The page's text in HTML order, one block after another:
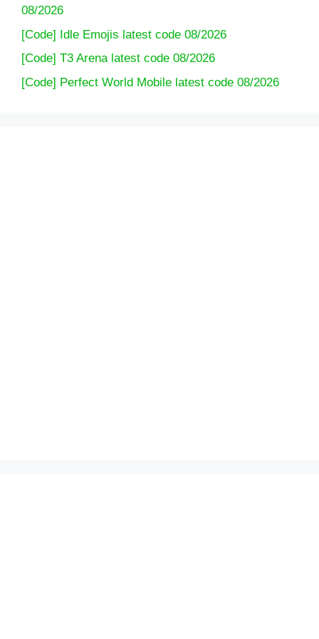
08/2026
[Code] Idle Emojis latest code 08/2026
[Code] T3 Arena latest code 08/2026
[Code] Perfect World Mobile latest code 08/2026